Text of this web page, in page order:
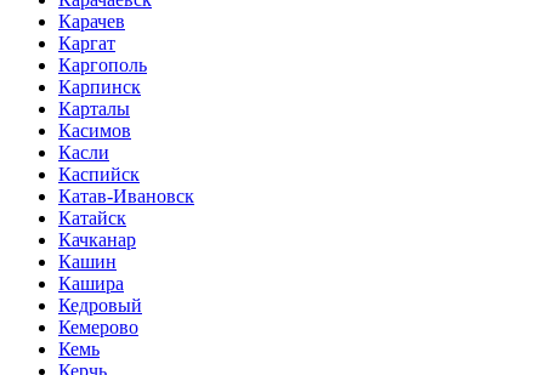
Карачев
Каргат
Каргополь
Карпинск
Карталы
Касимов
Касли
Каспийск
Катав-Ивановск
Катайск
Качканар
Кашин
Кашира
Кедровый
Кемерово
Кемь
Керчь